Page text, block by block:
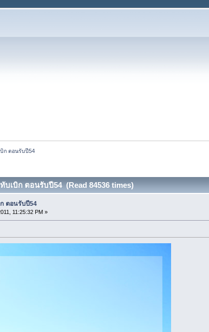
ก ตอนรับปี54
บเบิก ตอนรับปี54 (Read 84536 times)
ก ตอนรับปี54
11:25:32 PM »